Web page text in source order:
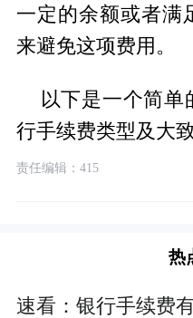
一定的余额或者满
来避免这项费用。
以下是一个简单
行手续费类型及大
责任编辑：415
热
速看：银行手续费